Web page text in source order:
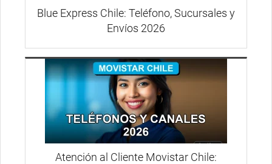
Blue Express Chile: Teléfono, Sucursales y
Envíos 2026
Atención al Cliente Movistar Chile: